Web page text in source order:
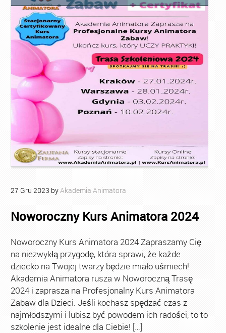
27 Gru 2023 byAkademia Animatora
Noworoczny Kurs Animatora 2024
Noworoczny Kurs Animatora 2024 Zapraszamy Cię
na niezwykłą przygodę, która sprawi, że każde
dziecko na Twojej twarzy będzie miało uśmiech!
Akademia Animatora rusza w Noworoczną Trasę
2024 i zaprasza na Profesjonalny Kurs Animatora
Zabaw dla Dzieci. Jeśli kochasz spędzać czas z
najmłodszymi i lubisz być powodem ich radości, to to
szkolenie jest idealne dla Ciebie! […]